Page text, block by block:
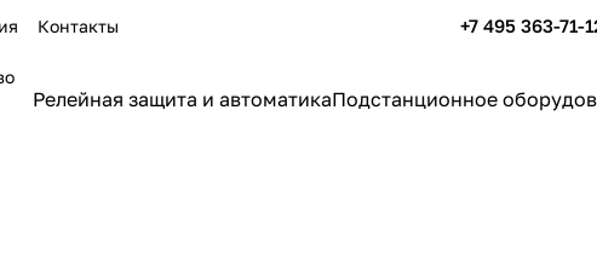
Контакты +7 495 363-71-
Релейная защита и автоматикаПодстанционное